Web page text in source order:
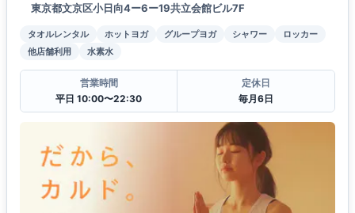
東京都文京区小日向4ー6ー19共立会館ビル7F
タオルレンタル ホットヨガ グループヨガ シャワー
ロッカー
他店舗利用
水素水
営業時間
平日 10:00〜22:30
定休日
毎月6日